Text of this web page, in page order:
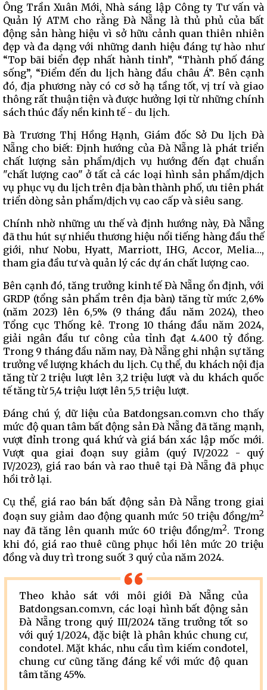
Ông Trần Xuân Mới, Nhà sáng lập Công ty Tư vấn và
Quản lý ATM cho rằng Đà Nẵng là thủ phủ của bất
động sản hàng hiệu vì sở hữu cảnh quan thiên nhiên
đẹp và đa dạng với những danh hiệu đáng tự hào như
“Top bãi biển đẹp nhất hành tinh”, “Thành phố đáng
sống”, “Điểm đến du lịch hàng đầu châu Á”. Bên cạnh
đó, địa phương này có cơ sở hạ tầng tốt, vị trí và giao
thông rất thuận tiện và được hưởng lợi từ những chính
sách thúc đẩy nền kinh tế - du lịch.
Bà Trương Thị Hồng Hạnh, Giám đốc Sở Du lịch Đà
Nẵng cho biết: Định hướng của Đà Nẵng là phát triển
chất lượng sản phẩm/dịch vụ hướng đến đạt chuẩn
"chất lượng cao" ở tất cả các loại hình sản phẩm/dịch
vụ phục vụ du lịch trên địa bàn thành phố, ưu tiên phát
triển dòng sản phẩm/dịch vụ cao cấp và siêu sang.
Chính nhờ những ưu thế và định hướng này, Đà Nẵng
đã thu hút sự nhiều thương hiệu nổi tiếng hàng đầu thế
giới, như Nobu, Hyatt, Marriott, IHG, Accor, Melia…,
tham gia đầu tư và quản lý các dự án chất lượng cao.
Bên cạnh đó, tăng trưởng kinh tế Đà Nẵng ổn định, với
GRDP (tổng sản phẩm trên địa bàn) tăng từ mức 2,6%
(năm 2023) lên 6,5% (9 tháng đầu năm 2024), theo
Tổng cục Thống kê. Trong 10 tháng đầu năm 2024,
giải ngân đầu tư công của tỉnh đạt 4.400 tỷ đồng.
Trong 9 tháng đầu năm nay, Đà Nẵng ghi nhận sự tăng
trưởng về lượng khách du lịch. Cụ thể, du khách nội địa
tăng từ 2 triệu lượt lên 3,2 triệu lượt và du khách quốc
tế tăng từ 5,4 triệu lượt lên 5,5 triệu lượt.
Đáng chú ý, dữ liệu của Batdongsan.com.vn cho thấy
mức độ quan tâm bất động sản Đà Nẵng đã tăng mạnh,
vượt đỉnh trong quá khứ và giá bán xác lập mốc mới.
Vượt qua giai đoạn suy giảm (quý IV/2022 - quý
IV/2023), giá rao bán và rao thuê tại Đà Nẵng đã phục
hồi trở lại.
Cụ thể, giá rao bán bất động sản Đà Nẵng trong giai
đoạn suy giảm dao động quanh mức 50 triệu đồng/m2
nay đã tăng lên quanh mức 60 triệu đồng/m2. Trong
khi đó, giá rao thuê cũng phục hồi lên mức 20 triệu
đồng và duy trì trong suốt 3 quý của năm 2024.
Theo khảo sát với môi giới Đà Nẵng của
Batdongsan.com.vn, các loại hình bất động sản
Đà Nẵng trong quý III/2024 tăng trưởng tốt so
với quý 1/2024, đặc biệt là phân khúc chung cư,
condotel. Mặt khác, nhu cầu tìm kiếm condotel,
chung cư cũng tăng đáng kể với mức độ quan
tâm tăng 45%.